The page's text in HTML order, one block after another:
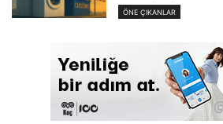
ÖNE ÇIKANLAR